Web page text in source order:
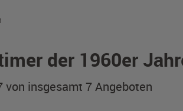
der 1960er
von insgesamt 7Angeboten